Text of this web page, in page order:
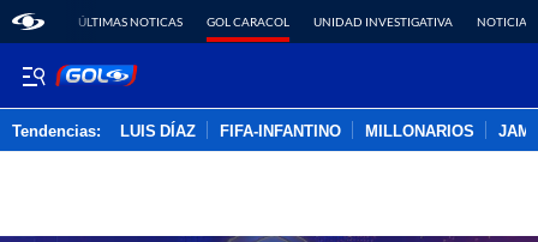
ÚLTIMAS NOTICAS GOL CARACOL UNIDAD INVESTIGATIVA NOTICIAS
Tendencias: LUIS DÍAZ FIFA-INFANTINO MILLONARIOS